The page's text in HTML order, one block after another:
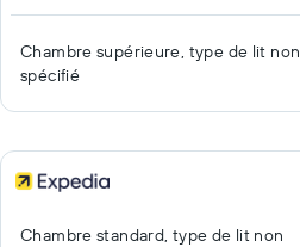
Chambre supérieure, type de lit non
spécifié
Chambre standard, type de lit non